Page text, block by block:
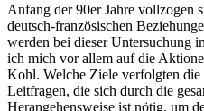
Anfang der 90er Jahre vollzogen
deutsch-französischen
werden bei dieser Untersuchung
ich mich vor allem auf die
Kohl. Welche Ziele verfolgten die
Leitfragen, die sich durch die
Herangehensweise ist nötig, um